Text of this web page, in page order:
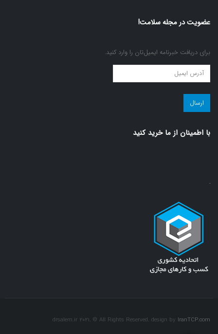
عضویت در مجله سلامت!
برای دریافت خبرنامه ایمیل‌تان را وارد کنید.
عضویت
در
مجله
سلامت!
با اطمينان از ما خريد كنيد
drsalem.ir 2021. © All Rights Reserved. design by IranTCP.com